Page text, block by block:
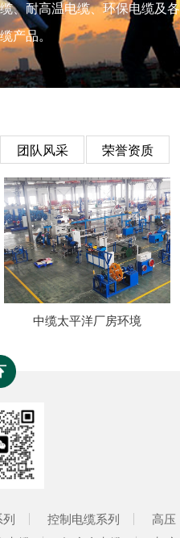
、耐高温电缆、环保电缆及各
产品。
团队风采 荣誉资质
中缆太平洋厂房环境
控制电缆系列
高压